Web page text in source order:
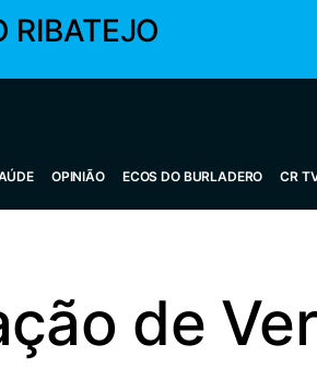
RIBATEJO
OPINIÃO ECOS DO BURLADERO CR
de